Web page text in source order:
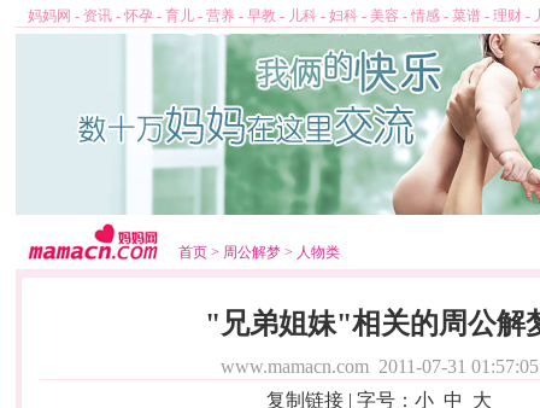
妈妈网 - 资讯 - 怀孕 - 育儿 - 营养 - 早教 - 儿科 - 妇科 - 美容 - 情感 - 菜谱 - 理财 -
首页 > 周公解梦 > 人物类
"兄弟姐妹"相关的周公解
www.mamacn.com 2011-07-31 01:57:05
复制链接 | 字号： 小 中 大